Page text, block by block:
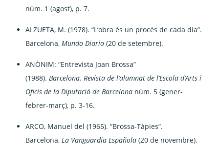
núm. 1 (agost), p. 7.
ALZUETA, M. (1978). “L’obra és un procés de cada dia”.
Barcelona,Mundo Diario(20 de setembre).
ANÒNIM: “Entrevista Joan Brossa”
(1988).Barcelona. Revista de l’alumnat de l’Escola d’Arts i
Oficis de la Diputació de Barcelona núm. 5 (gener-
febrer-març), p. 3-16.
ARCO, Manuel del (1965). “Brossa-Tàpies”.
Barcelona,La Vanguardia Española (20 de novembre).